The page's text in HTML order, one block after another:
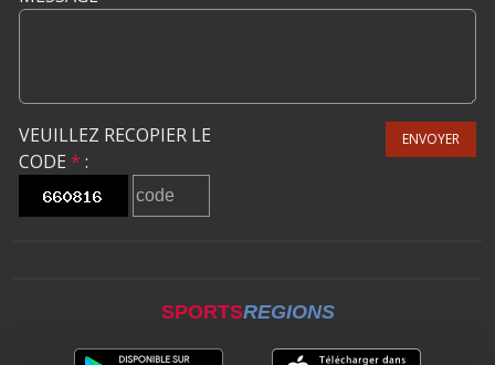
VEUILLEZ RECOPIER LE
CODE * :
ENVOYER
SPORTSREGIONS